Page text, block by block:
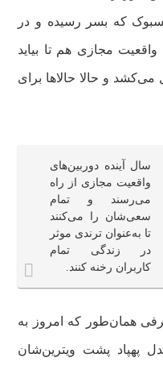
که بسر رسیده و در
واقعیت مجازی هم تا بیاید
و حالا حالاها برای
سال آینده دوربین‌های
واقعیت مجازی از راه
می‌رسند و تمام
سعی‌شان را می‌کنند
تا به‌عنوان ترندی موثر
در زندگی تمام
کاربران رخنه کنند.
همان‌طور که امروز به
پهپاد پشت ویترین‌شان